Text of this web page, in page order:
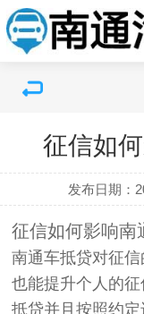
征信如
发布日期：
征信如何影响南
南通车抵贷对征
也能提升个人的
抵贷并且按照约